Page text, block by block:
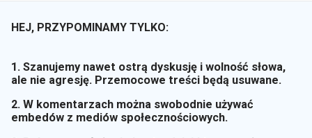
HEJ, PRZYPOMINAMY TYLKO:
1. Szanujemy nawet ostrą dyskusję i wolność słowa,
ale nie agresję. Przemocowe treści będą usuwane.
2. W komentarzach można swobodnie używać
embedów z mediów społecznościowych.